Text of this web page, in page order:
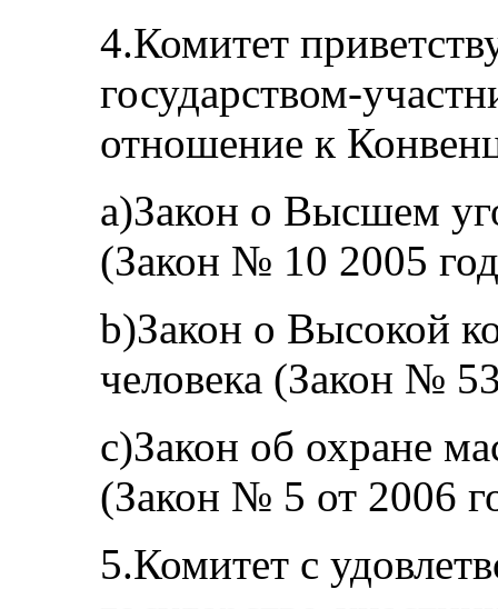
4.Комитет
государством-
отношение к
a)Закон о Высшем
(Закон № 10 2005
b)Закон о Высокой
человека (Закон №
c)Закон об охране
(Закон № 5 от 2006
5.Комитет с